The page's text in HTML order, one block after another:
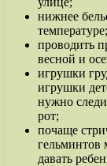
нижнее
температуре;
проводить
весной и
игрушки
игрушки
нужно
рот;
почаще
гельминтов
давать